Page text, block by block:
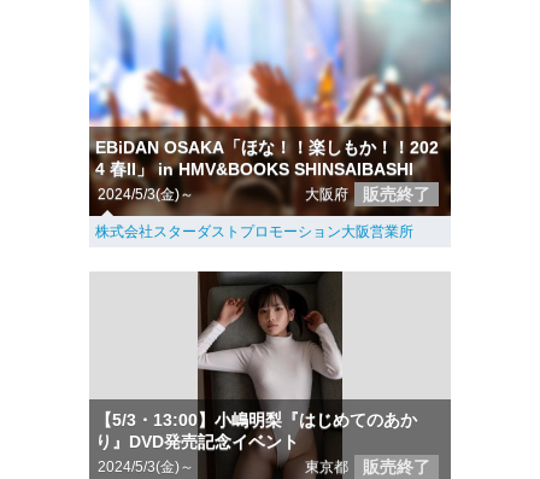
EBiDAN OSAKA「ほな！！楽しもか！！202
4 春II」 in HMV&BOOKS SHINSAIBASHI
2024/5/3(金)～ 大阪府 販売終了
株式会社スターダストプロモーション大阪営業所
【5/3・13:00】小嶋明梨『はじめてのあか
り』DVD発売記念イベント
2024/5/3(金)～ 東京都 販売終了